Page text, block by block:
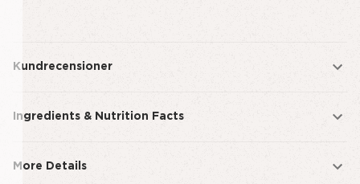
Kundrecensioner
Ingredients & Nutrition Facts
More Details